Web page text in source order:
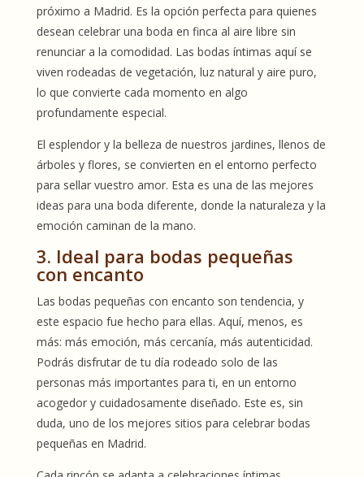
próximo a Madrid. Es la opción perfecta para quienes
desean celebrar una boda en finca al aire libre sin
renunciar a la comodidad. Las bodas íntimas aquí se
viven rodeadas de vegetación, luz natural y aire puro,
lo que convierte cada momento en algo
profundamente especial.
El esplendor y la belleza de nuestros jardines, llenos de
árboles y flores, se convierten en el entorno perfecto
para sellar vuestro amor. Esta es una de las mejores
ideas para una boda diferente, donde la naturaleza y la
emoción caminan de la mano.
3. Ideal para bodas pequeñas
con encanto
Las bodas pequeñas con encanto son tendencia, y
este espacio fue hecho para ellas. Aquí, menos, es
más: más emoción, más cercanía, más autenticidad.
Podrás disfrutar de tu día rodeado solo de las
personas más importantes para ti, en un entorno
acogedor y cuidadosamente diseñado. Este es, sin
duda, uno de los mejores sitios para celebrar bodas
pequeñas en Madrid.